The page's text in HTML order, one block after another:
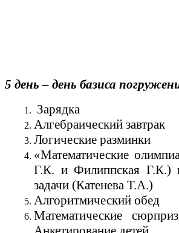
5 день – день базиса
Зарядка
Алгебраический завтрак
Логические разминки
«Математические
Г.К. и Филиппская Г.К.)
задачи (Катенева Т.А.)
Алгоритмический обед
Математические